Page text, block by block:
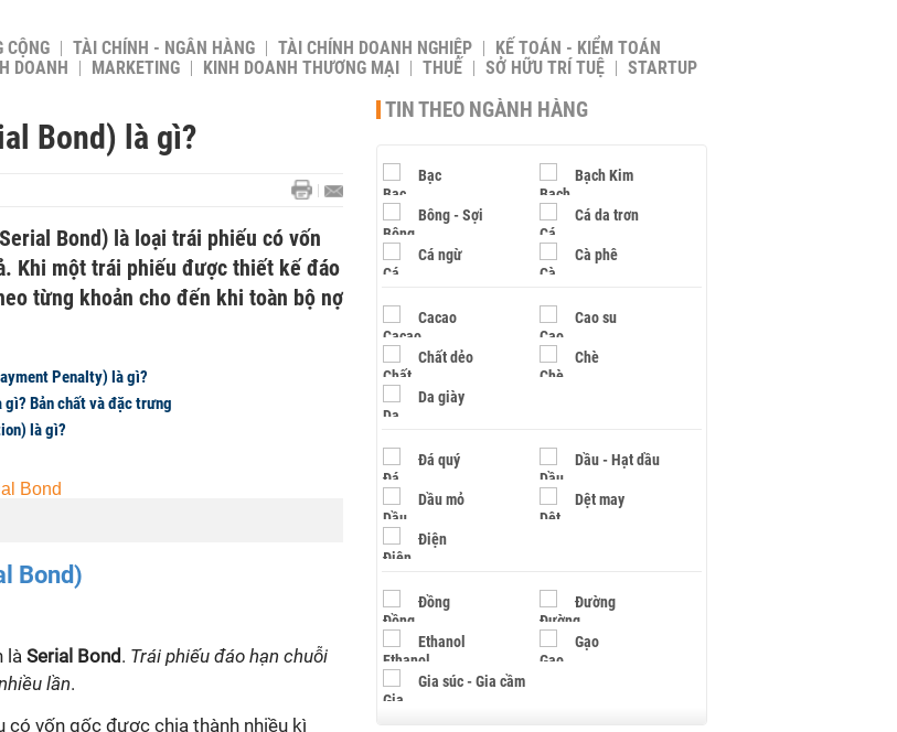
CỘNG TÀI CHÍNH - NGÂN HÀNG TÀI CHÍNH DOANH NGHIỆP
KẾ TOÁN - KIỂM TOÁN
DOANH MARKETING KINH DOANH THƯƠNG MẠI THUẾ SỞ HỮU TRÍ TUỆ
STARTUP
Bond) là gì?
Bond) là loại trái phiếu có vốn
Khi một trái phiếu được thiết kế đáo
từng khoản cho đến khi toàn bộ nợ
Penalty) là gì?
Bản chất và đặc trưng
là gì?
Bond)
là Serial Bond . Trái phiếu đáo hạn chuỗi
lần.
có vốn gốc được chia thành nhiều kì
TIN THEO NGÀNH HÀNG
Bạc Bạch Kim
Bông - Sợi Cá da trơn
Cá ngừ Cà phê
Cacao Cao su
Chất dẻo Chè
Da giày
Đá quý Dầu - Hạt dầu
Dầu mỏ Dệt may
Điện
Đồng Đường
Ethanol Gạo
Gia súc - Gia cầm